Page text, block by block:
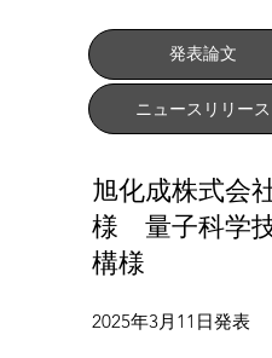
発表論文
ニュースリリース
旭化成株式会
様 量子科学
構様
2025年3月11日発表